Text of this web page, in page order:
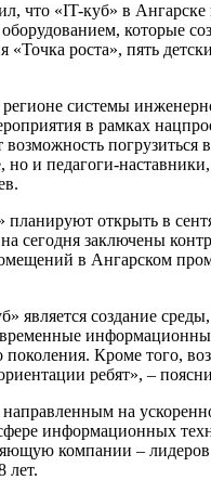
что «IT-куб» в
которые
«Точка роста», пять
системы
в рамках
и педагоги-
открыть в
сегодня заключены
в Ангарском
является создание
Кроме того,
ребят», –
на
информационных
компании –
лет.